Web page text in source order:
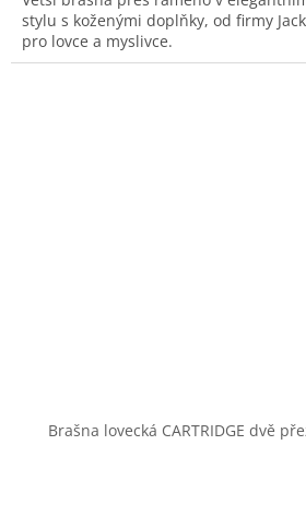
stylu s koženými doplňky, od firmy
pro lovce a myslivce.
Brašna lovecká CARTRIDGE dvě